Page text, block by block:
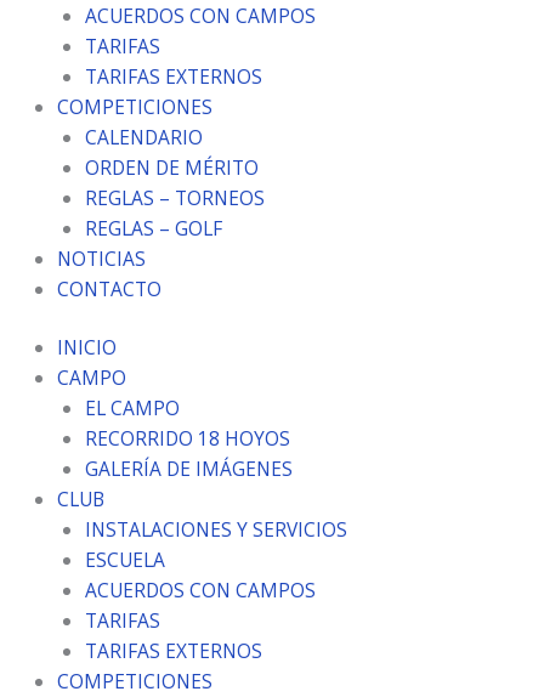
ACUERDOS CON CAMPOS
TARIFAS
TARIFAS EXTERNOS
COMPETICIONES
CALENDARIO
ORDEN DE MÉRITO
REGLAS – TORNEOS
REGLAS – GOLF
NOTICIAS
CONTACTO
INICIO
CAMPO
EL CAMPO
RECORRIDO 18 HOYOS
GALERÍA DE IMÁGENES
CLUB
INSTALACIONES Y SERVICIOS
ESCUELA
ACUERDOS CON CAMPOS
TARIFAS
TARIFAS EXTERNOS
COMPETICIONES